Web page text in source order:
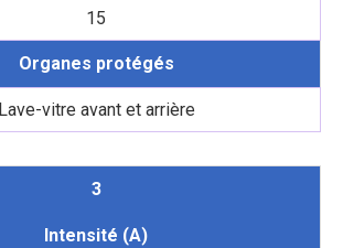
15
Organes protégés
Lave-vitre avant et arrière
3
Intensité (A)